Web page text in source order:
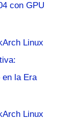
con GPU
Linux
en la Era
Linux